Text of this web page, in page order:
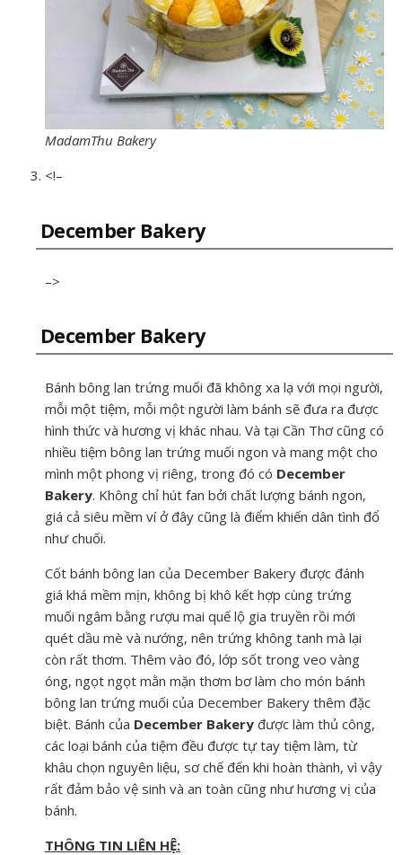
MadamThu Bakery
<!–
December Bakery
–>
December Bakery
Bánh bông lan trứng muối đã không xa lạ với mọi người,
mỗi một tiệm, mỗi một người làm bánh sẽ đưa ra được
hình thức và hương vị khác nhau. Và tại Cần Thơ cũng có
nhiều tiệm bông lan trứng muối ngon và mang một cho
mình một phong vị riêng, trong đó có December
Bakery. Không chỉ hút fan bởi chất lượng bánh ngon,
giá cả siêu mềm ví ở đây cũng là điểm khiến dân tình đổ
như chuối.
Cốt bánh bông lan của December Bakery được đánh
giá khá mềm mịn, không bị khô kết hợp cùng trứng
muối ngâm bằng rượu mai quế lộ gia truyền rồi mới
quét dầu mè và nướng, nên trứng không tanh mà lại
còn rất thơm. Thêm vào đó, lớp sốt trong veo vàng
óng, ngọt ngọt mằn mặn thơm bơ làm cho món bánh
bông lan trứng muối của December Bakery thêm đặc
biệt. Bánh của December Bakery được làm thủ công,
các loại bánh của tiệm đều được tự tay tiệm làm, từ
khâu chọn nguyên liệu, sơ chế đến khi hoàn thành, vì vậy
rất đảm bảo vệ sinh và an toàn cũng như hương vị của
bánh.
THÔNG TIN LIÊN HỆ: